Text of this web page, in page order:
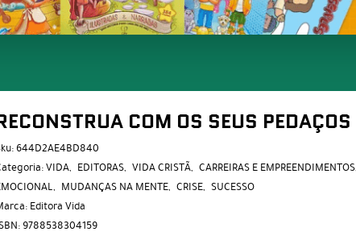
COM OS SEUS PEDAÇOS
644D2AE4BD840
VIDA EDITORAS VIDA CRISTÃ CARREIRAS E EMPREENDIMENTOS
MUDANÇAS NA MENTE CRISE SUCESSO
Editora Vida
9788538304159